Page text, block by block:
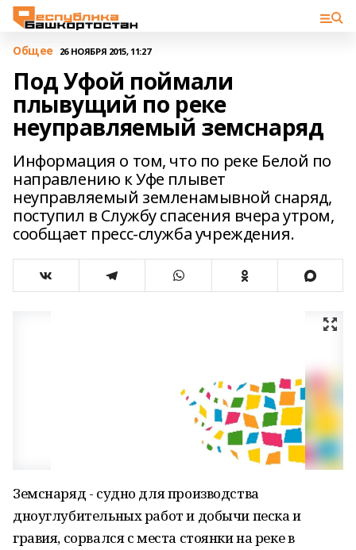
Общее 26 НОЯБРЯ 2015, 11:27
Под Уфой поймали
плывущий по реке
неуправляемый земснаряд
Информация о том, что по реке Белой по
направлению к Уфе плывет
неуправляемый земленамывной снаряд,
поступил в Службу спасения вчера утром,
сообщает пресс-служба учреждения.
Земснаряд - судно для производства
дноуглубительных работ и добычи песка и
гравия, сорвался с места стоянки на реке в